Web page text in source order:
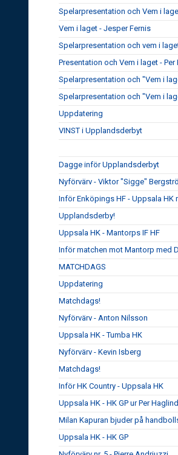
Spelarpresentation och Vem i
Vem i laget - Jesper Fernis
Spelarpresentation och vem i
Presentation och Vem i laget - Per
Spelarpresentation och "Vem i
Spelarpresentation och "Vem i
Uppdatering
VINST i Upplandsderbyt
Dagge inför Upplandsderbyt
Nyförvärv - Viktor "Sigge"
Inför Enköpings HF - Uppsala HK
Upplandsderby!
Uppsala HK - Mantorps IF HF
Inför matchen mot Mantorp med
MATCHDAGS
Uppdatering
Matchdags!
Nyförvärv - Anton Nilsson
Uppsala HK - Tumba HK
Nyförvärv - Kevin Isberg
Matchdags!
Inför HK Country - Uppsala HK
Uppsala HK - HK GP ur Per
Milan Kapuran bjuder på
Uppsala HK - HK GP